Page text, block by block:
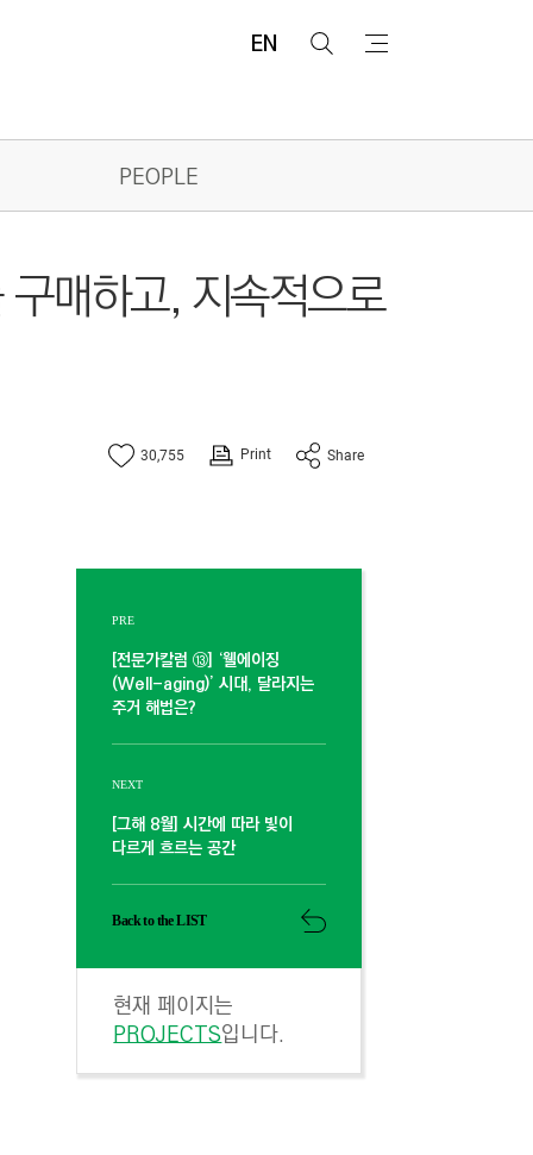
EN
검
PEOPLE
매하고, 지속적으로
30,755 Print Share
PRE
[전문가칼럼 ⑬] ‘웰에이징
(Well-aging)’ 시대, 달라지는
주거 해법은?
NEXT
[그해 8월] 시간에 따라 빛이
다르게 흐르는 공간
Back to the LIST
현재 페이지는
PROJECTS입니다.